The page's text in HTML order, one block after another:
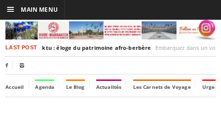
LAST POSTTimbuktu : éloge du patrimoine afro-berbère Embarquez dans un voyage culturel dans le
 
Accueil Agenda Le Blog Actualités Les Carnets de Voyage
☰ MAIN MENU